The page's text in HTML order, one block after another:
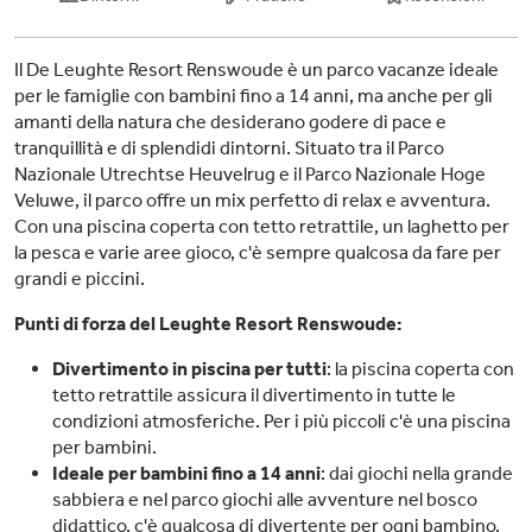
Il De Leughte Resort Renswoude è un parco vacanze ideale
per le famiglie con bambini fino a 14 anni, ma anche per gli
amanti della natura che desiderano godere di pace e
tranquillità e di splendidi dintorni. Situato tra il Parco
Nazionale Utrechtse Heuvelrug e il Parco Nazionale Hoge
Veluwe, il parco offre un mix perfetto di relax e avventura.
Con una piscina coperta con tetto retrattile, un laghetto per
la pesca e varie aree gioco, c'è sempre qualcosa da fare per
grandi e piccini.
Punti di forza del Leughte Resort Renswoude:
Divertimento in piscina per tutti: la piscina coperta con
tetto retrattile assicura il divertimento in tutte le
condizioni atmosferiche. Per i più piccoli c'è una piscina
per bambini.
Ideale per bambini fino a 14 anni: dai giochi nella grande
sabbiera e nel parco giochi alle avventure nel bosco
didattico, c'è qualcosa di divertente per ogni bambino.